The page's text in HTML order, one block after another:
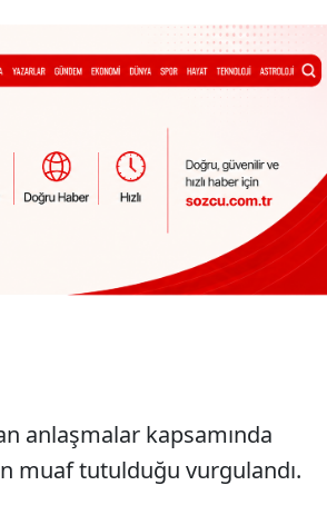
anlaşmalar kapsamında
muaf tutulduğu vurgulandı.